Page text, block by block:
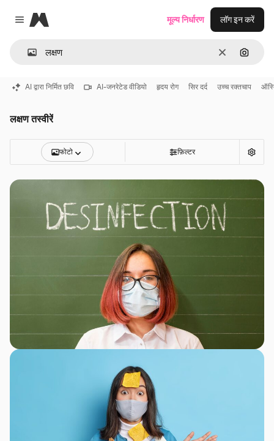
Close menu
Magnific
साफ़ इमेज से
मूल्य निर्धारण लॉग इन करें
AI द्वारा निर्मित छवि AI-जनरेटेड वीडियो हृदय रोग सिर दर्द उच्च रक्तचाप
लक्षण तस्वीरें
फोटो फ़िल्टर